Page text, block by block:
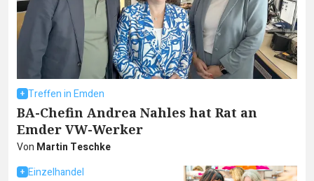
Treffen in Emden
BA-Chefin Andrea Nahles hat Rat an
Emder VW-Werker
Von Martin Teschke
Einzelhandel